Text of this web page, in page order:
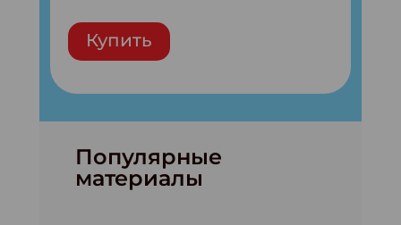
Купить
Популярные
материалы